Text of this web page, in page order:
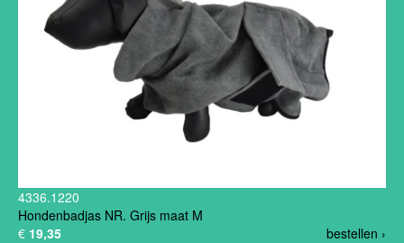
4336.1220
Hondenbadjas NR. Grijs maat M
bestellen ›
€ 19,35